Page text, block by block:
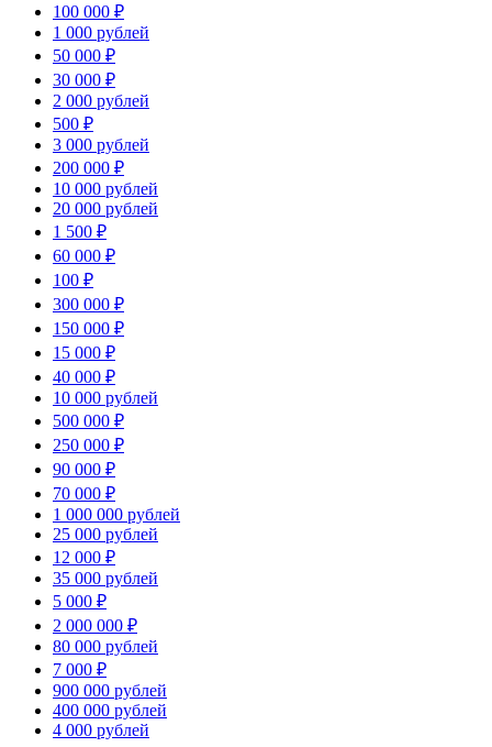
100 000 ₽
1 000 рублей
50 000 ₽
30 000 ₽
2 000 рублей
500 ₽
3 000 рублей
200 000 ₽
10 000 рублей
20 000 рублей
1 500 ₽
60 000 ₽
100 ₽
300 000 ₽
150 000 ₽
15 000 ₽
40 000 ₽
10 000 рублей
500 000 ₽
250 000 ₽
90 000 ₽
70 000 ₽
1 000 000 рублей
25 000 рублей
12 000 ₽
35 000 рублей
5 000 ₽
2 000 000 ₽
80 000 рублей
7 000 ₽
900 000 рублей
400 000 рублей
4 000 рублей